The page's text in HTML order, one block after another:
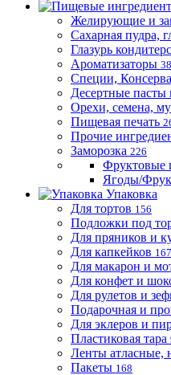
Желирующие и
Сахарная пудра,
Глазурь
Ароматизаторы 38
Специи,
Десертные пасты
Орехи, семена,
Пищевая печать
Прочие
Заморозка 226
Фруктовые
Ягоды/
Упаковка
Для тортов 156
Подложки под
Для пряников и
Для капкейков 167
Для макарон и
Для конфет и
Для рулетов и
Подарочная и
Для эклеров и
Пластиковая тара
Ленты атласные,
Пакеты 168